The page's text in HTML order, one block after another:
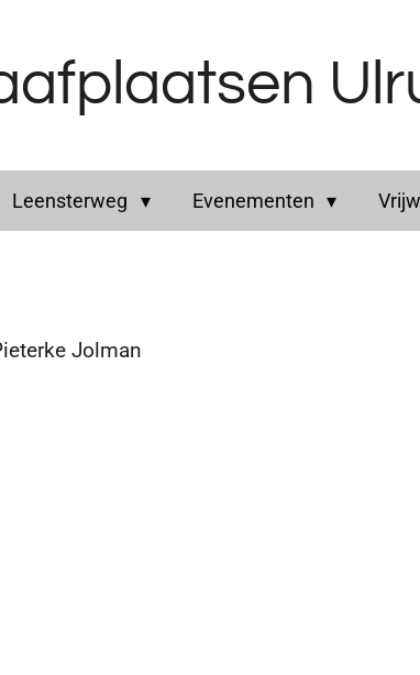
Leensterweg Evenementen
Jolman